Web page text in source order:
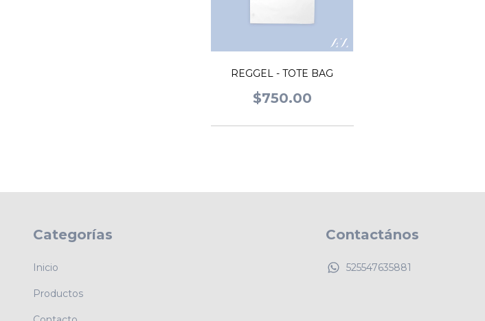
REGGEL - TOTE BAG
$750.00
Categorías
Inicio
Productos
Contactános
525547635881